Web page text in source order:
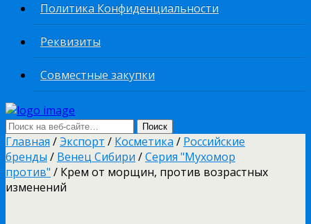
Политика Конфиденциальности
Реквизиты
Совместные закупки
Главная /Экспорт / Косметика / Российские
бренды / Венец Сибири /Серия "Мухомор
против" / Крем от морщин, против возрастных
изменений